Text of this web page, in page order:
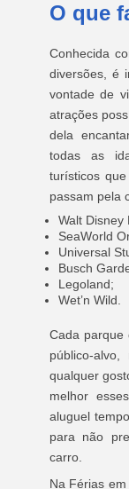
O que
Conhecida
diversões, é
vontade de
atrações
dela
todas as
turísticos
passam pela
Walt Disney
SeaWorld
Universal
Busch
Legoland;
Wet’n Wild.
Cada parque
público-
qualquer
melhor
aluguel
para não
carro.
Na Férias